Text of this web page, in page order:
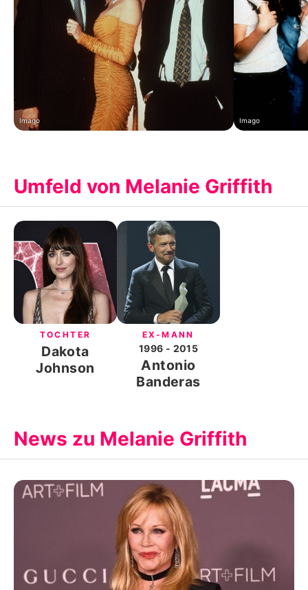
Imago Imago
Umfeld von Melanie Griffith
TOCHTER
Dakota
Johnson
EX-MANN
1996 - 2015
Antonio
Banderas
News zu Melanie Griffith